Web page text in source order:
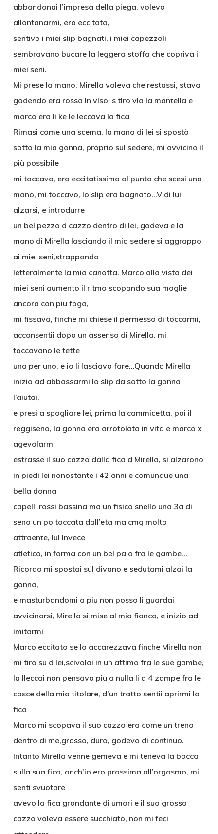
abbandonai l’impresa della piega, volevo
allontanarmi, ero eccitata,
sentivo i miei slip bagnati, i miei capezzoli
sembravano bucare la leggera stoffa che copriva i
miei seni.
Mi prese la mano, Mirella voleva che restassi, stava
godendo era rossa in viso, s tiro via la mantella e
marco era li ke le leccava la fica
Rimasi come una scema, la mano di lei si spostò
sotto la mia gonna, proprio sul sedere, mi avvicino il
più possibile
mi toccava, ero eccitatissima al punto che scesi una
mano, mi toccavo, lo slip era bagnato…Vidi lui
alzarsi, e introdurre
un bel pezzo d cazzo dentro di lei, godeva e la
mano di Mirella lasciando il mio sedere si aggrappo
ai miei seni,strappando
letteralmente la mia canotta. Marco alla vista dei
miei seni aumento il ritmo scopando sua moglie
ancora con piu foga,
mi fissava, finche mi chiese il permesso di toccarmi,
acconsentii dopo un assenso di Mirella, mi
toccavano le tette
una per uno, e io li lasciavo fare…Quando Mirella
inizio ad abbassarmi lo slip da sotto la gonna
l’aiutai,
e presi a spogliare lei, prima la cammicetta, poi il
reggiseno, la gonna era arrotolata in vita e marco x
agevolarmi
estrasse il suo cazzo dalla fica d Mirella, si alzarono
in piedi lei nonostante i 42 anni e comunque una
bella donna
capelli rossi bassina ma un fisico snello una 3a di
seno un po toccata dall’eta ma cmq molto
attraente, lui invece
atletico, in forma con un bel palo fra le gambe…
Ricordo mi spostai sul divano e sedutami alzai la
gonna,
e masturbandomi a piu non posso li guardai
avvicinarsi, Mirella si mise al mio fianco, e inizio ad
imitarmi
Marco eccitato se lo accarezzava finche Mirella non
mi tiro su d lei,scivolai in un attimo fra le sue gambe,
la lleccai non pensavo piu a nulla li a 4 zampe fra le
cosce della mia titolare, d’un tratto sentii aprirmi la
fica
Marco mi scopava il suo cazzo era come un treno
dentro di me,grosso, duro, godevo di continuo.
Intanto Mirella venne gemeva e mi teneva la bocca
sulla sua fica, anch’io ero prossima all’orgasmo, mi
senti svuotare
avevo la fica grondante di umori e il suo grosso
cazzo voleva essere succhiato, non mi feci